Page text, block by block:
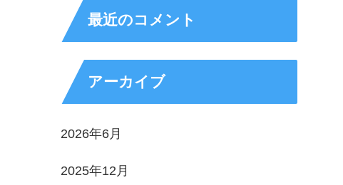
最近のコメント
アーカイブ
2026年6月
2025年12月